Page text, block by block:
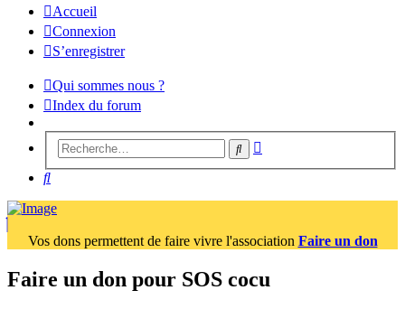
Accueil
Connexion
S’enregistrer
Qui sommes nous ?
Index du forum
Rechercher
Rechercher
Vos dons permettent de faire vivre l'association Faire un don
Faire un don pour SOS cocu